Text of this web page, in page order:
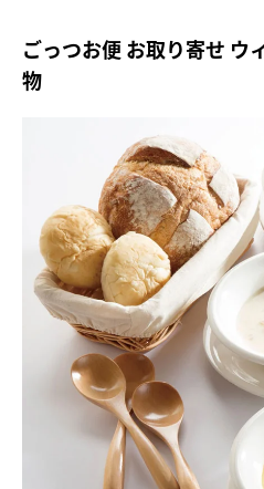
ごっつお便 お取り寄せ ウ
物